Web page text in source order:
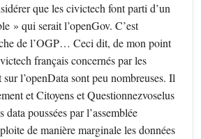
que les civictech font parti d’un
» qui serait l’openGov. C’est
de l’OGP… Ceci dit, de mon point
français concernés par les
l’openData sont peu nombreuses. Il
et Citoyens et Questionnezvoselus
poussées par l’assemblée
de manière marginale les données